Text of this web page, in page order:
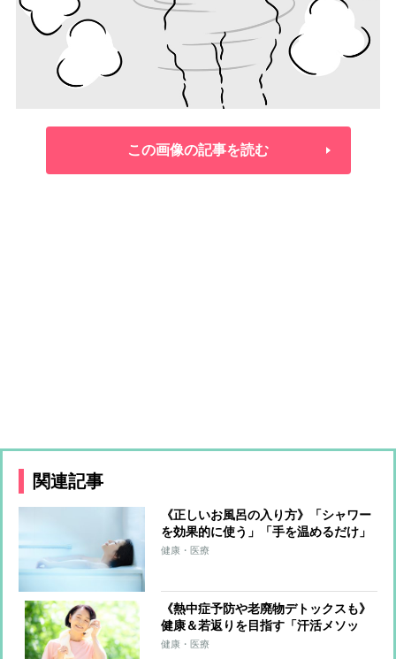
この画像の記事を読む
関連記事
《正しいお風呂の入り方》「シャワー
を効果的に使う」「手を温めるだけ」
「塩とアロマを活用」で心も体もデト
健康・医療
《熱中症予防や老廃物デトックスも》
健康＆若返りを目指す「汗活メソッ
ド」のポイント「6～8時間の睡眠をし
健康・医療